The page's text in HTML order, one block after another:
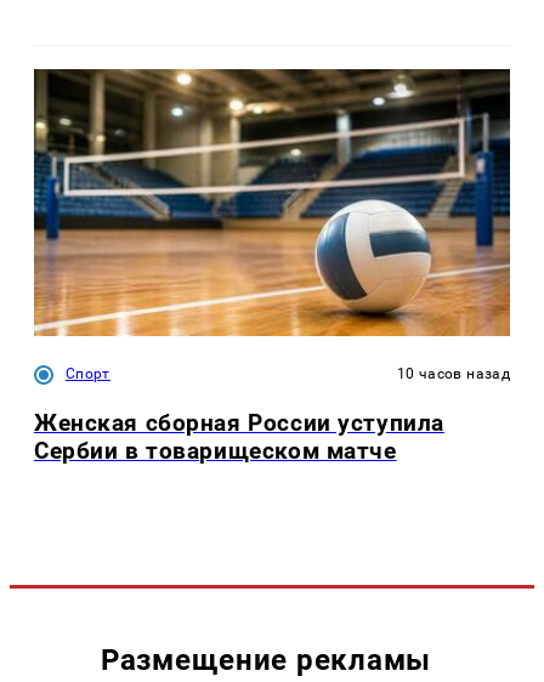
Спорт 10 часов назад
Женская сборная России уступила
Сербии в товарищеском матче
Размещение рекламы